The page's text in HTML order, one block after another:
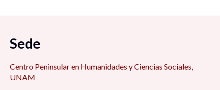
Sede
Centro Peninsular en Humanidades y Ciencias Sociales,
UNAM